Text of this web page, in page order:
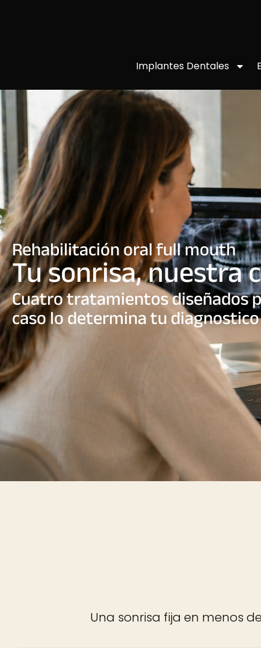
Implantes Dentales
Rehabilitación oral full mouth​
Tu sonrisa, nuestra
Cuatro tratamientos diseñados
caso lo determina tu diagnostico
Una sonrisa fija en menos